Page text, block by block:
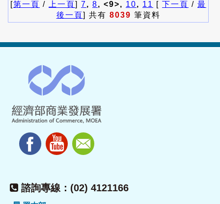
[第一頁 / 上一頁] 7, 8, <9>, 10, 11 [ 下一頁 / 最
後一頁] 共有 8039 筆資料
諮詢專線：(02) 4121166